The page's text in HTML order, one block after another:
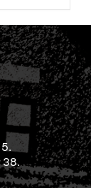
38.